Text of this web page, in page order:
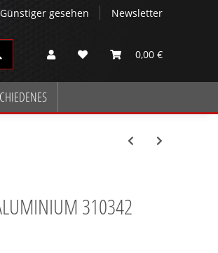
Günstiger gesehen Newsletter
0,00 €
310342